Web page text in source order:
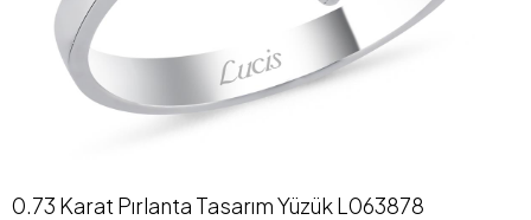
0.73 Karat Pırlanta Tasarım Yüzük L063878